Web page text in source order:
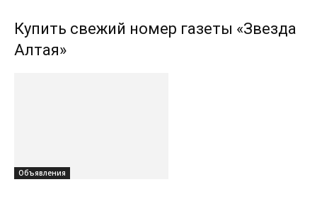
Купить свежий номер газеты «Звезда
Алтая»
Объявления